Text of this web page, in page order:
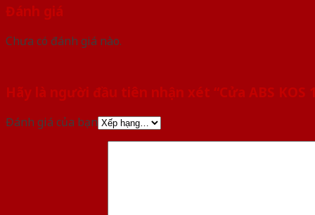
Đánh giá
Chưa có đánh giá nào.
Hãy là người đầu tiên nhận xét “Cửa ABS KOS
Đánh giá của bạn